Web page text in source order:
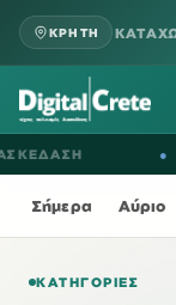
ΚΡΗΤΗ
Ο
Σήμερα Αύριο
ΚΑΤΗΓΟΡΊΕΣ